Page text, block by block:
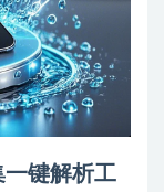
键解析工